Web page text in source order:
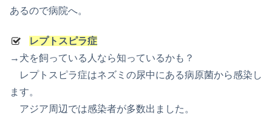
あるので病院へ。
レプトスピラ症
→犬を飼っている人なら知っているかも？
レプトスピラ症はネズミの尿中にある病原菌から感染し
ます。
アジア周辺では感染者が多数出ました。